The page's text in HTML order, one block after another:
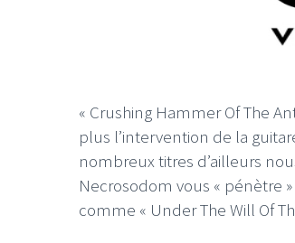
« Crushing Hammer Of The
plus l’intervention de la
nombreux titres d’ailleurs
Necrosodom vous « pénètre
comme « Under The Will Of